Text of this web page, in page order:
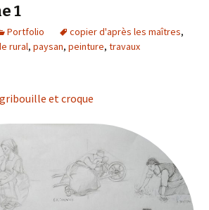
1
Portfolio copier d'après les maîtres,
rural, paysan, peinture, travaux
gribouille et croque